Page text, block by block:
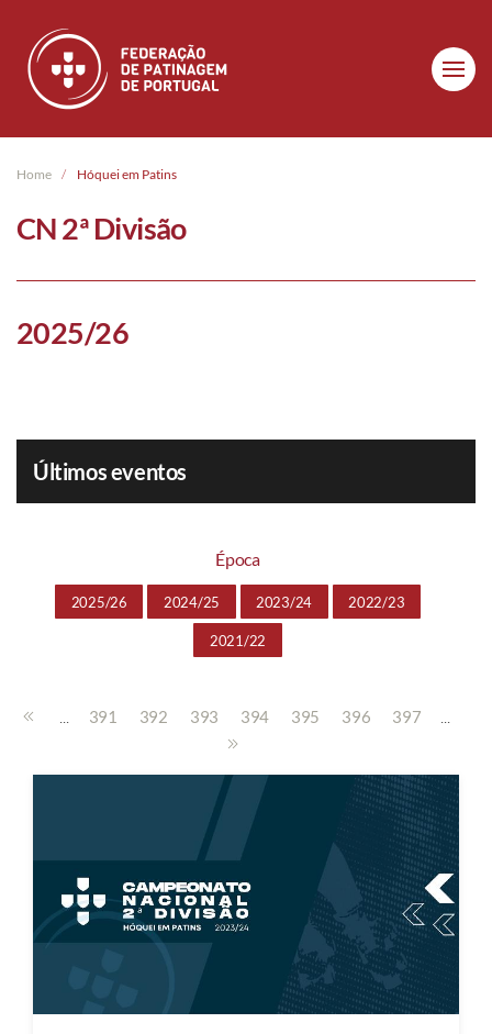
Skip to main content
Home Hóquei em Patins
CN 2ª Divisão
2025/26
Últimos eventos
Época
2025/26 2024/25 2023/24 2022/23
2021/22
... 391 392 393 394 395 396 397 ...